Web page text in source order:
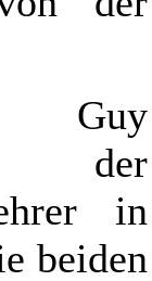
Guy
in
beiden